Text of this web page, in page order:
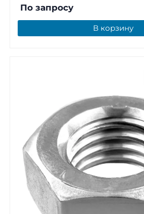
По запросу
В корзину